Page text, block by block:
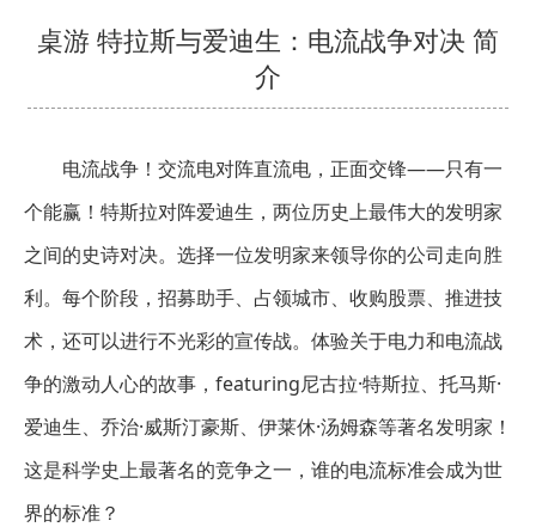
桌游 特拉斯与爱迪生：电流战争对决 简
介
电流战争！交流电对阵直流电，正面交锋——只有一
个能赢！特斯拉对阵爱迪生，两位历史上最伟大的发明家
之间的史诗对决。选择一位发明家来领导你的公司走向胜
利。每个阶段，招募助手、占领城市、收购股票、推进技
术，还可以进行不光彩的宣传战。体验关于电力和电流战
争的激动人心的故事，featuring尼古拉·特斯拉、托马斯·
爱迪生、乔治·威斯汀豪斯、伊莱休·汤姆森等著名发明家！
这是科学史上最著名的竞争之一，谁的电流标准会成为世
界的标准？